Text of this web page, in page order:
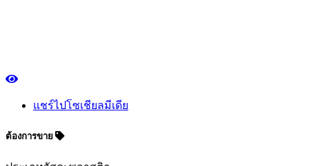
แชร์ไปโซเชียลมีเดีย
ต้องการขาย